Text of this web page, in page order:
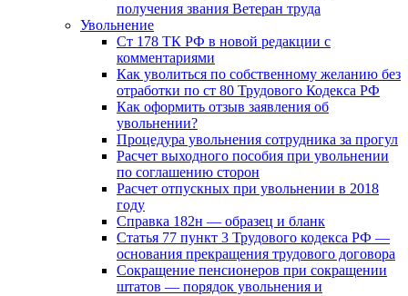
получения звания Ветеран труда
Увольнение
Ст 178 ТК РФ в новой редакции с
комментариями
Как уволиться по собственному желанию без
отработки по ст 80 Трудового Кодекса РФ
Как оформить отзыв заявления об
увольнении?
Процедура увольнения сотрудника за прогул
Расчет выходного пособия при увольнении
по соглашению сторон
Расчет отпускных при увольнении в 2018
году
Справка 182н — образец и бланк
Статья 77 пункт 3 Трудового кодекса РФ —
основания прекращения трудового договора
Сокращение пенсионеров при сокращении
штатов — порядок увольнения и